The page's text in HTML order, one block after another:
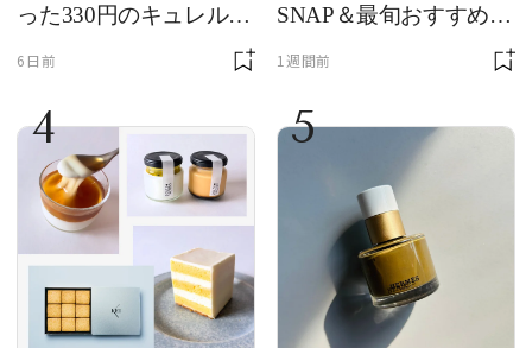
った330円のキュレル名
6日前
SNAP＆最旬おすすめサ
1週間前
4 5